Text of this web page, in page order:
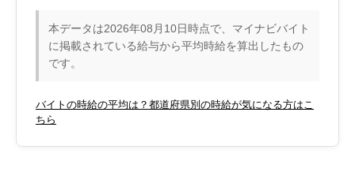
本データは2026年08月10日時点で、マイナビバイト
に掲載されている給与から平均時給を算出したもの
です。
バイトの時給の平均は？都道府県別の時給が気になる方はこ
ちら